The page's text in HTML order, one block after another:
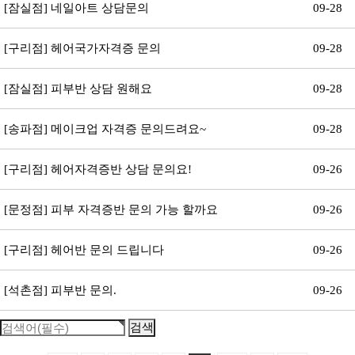
[잠실점] 네일아트 상담문의 09-28
[구리점] 헤어국가자격증 문의 09-28
[잠실점] 피부반 상담 원해요 09-28
[송파점] 메이크업 자격증 문의드려요~ 09-28
[구리점] 헤어자격증반 상담 문의요! 09-26
[문정점] 피부 자격증반 문의 가능 할까요 09-26
[구리점] 헤어반 문의 드립니다 09-26
[석촌점] 피부반 문의. 09-26